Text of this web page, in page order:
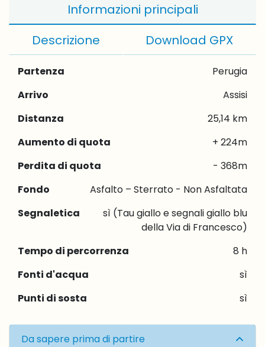
Informazioni principali
Descrizione
Download GPX
Partenza
Perugia
Arrivo
Assisi
Distanza
25,14 km
Aumento di quota
+ 224m
Perdita di quota
- 368m
Fondo
Asfalto – Sterrato - Non Asfaltata
Segnaletica
sì (Tau giallo e segnali giallo blu
della Via di Francesco)
Tempo di percorrenza
8 h
Fonti d'acqua
sì
Punti di sosta
sì
Da sapere prima di partire